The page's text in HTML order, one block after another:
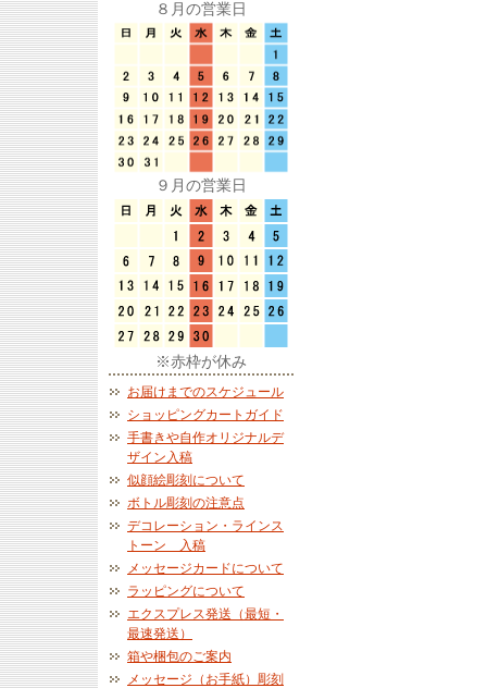
８月の営業日
９月の営業日
※赤枠が休み
お届けまでのスケジュール
ショッピングカートガイド
手書きや自作オリジナルデ
ザイン入稿
似顔絵彫刻について
ボトル彫刻の注意点
デコレーション・ラインス
トーン 入稿
メッセージカードについて
ラッピングについて
エクスプレス発送（最短・
最速発送）
箱や梱包のご案内
メッセージ（お手紙）彫刻